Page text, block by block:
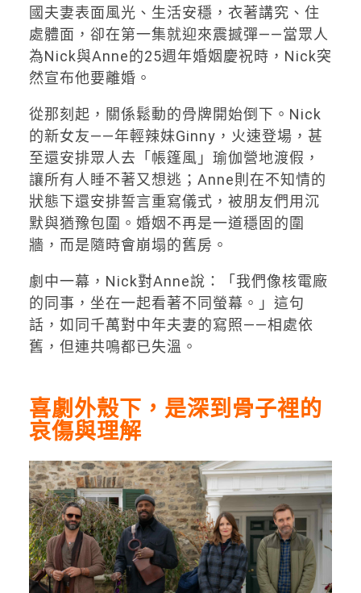
國夫妻表面風光、生活安穩，衣著講究、住
處體面，卻在第一集就迎來震撼彈——當眾人
為Nick與Anne的25週年婚姻慶祝時，Nick突
然宣布他要離婚。
從那刻起，關係鬆動的骨牌開始倒下。Nick
的新女友——年輕辣妹Ginny，火速登場，甚
至還安排眾人去「帳篷風」瑜伽營地渡假，
讓所有人睡不著又想逃；Anne則在不知情的
狀態下還安排誓言重寫儀式，被朋友們用沉
默與猶豫包圍。婚姻不再是一道穩固的圍
牆，而是隨時會崩塌的舊房。
劇中一幕，Nick對Anne說：「我們像核電廠
的同事，坐在一起看著不同螢幕。」這句
話，如同千萬對中年夫妻的寫照——相處依
舊，但連共鳴都已失溫。
喜劇外殼下，是深到骨子裡的
哀傷與理解